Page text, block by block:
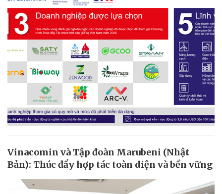
Vinacomin và Tập đoàn Marubeni (Nhật
Bản): Thúc đẩy hợp tác toàn diện và bền vững